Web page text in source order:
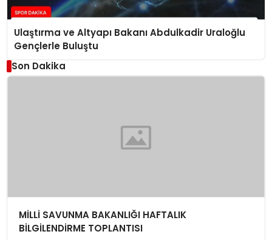
Ulaştırma ve Altyapı Bakanı Abdulkadir Uraloğlu
Gençlerle Buluştu
Son Dakika
MİLLİ SAVUNMA BAKANLIĞI HAFTALIK
BİLGİLENDİRME TOPLANTISI